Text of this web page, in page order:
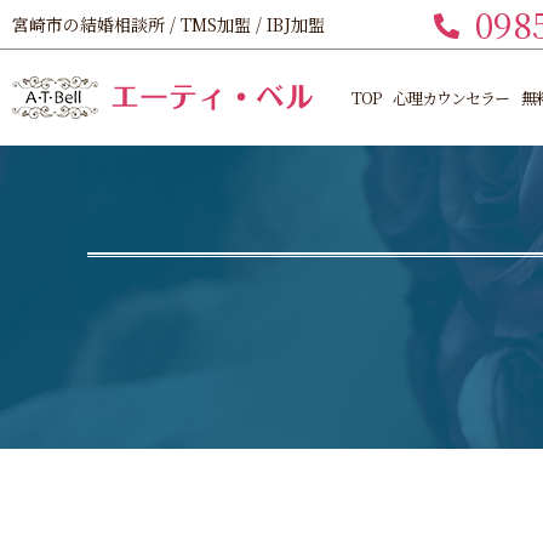
宮崎市の結婚相談所 / TMS加盟 / IBJ加盟
TOP 心理カウンセラー 無